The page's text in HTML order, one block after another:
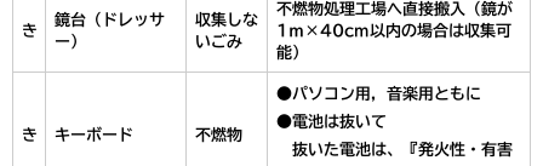
き
鏡台（ドレッサ
ー）
収集しな
いごみ
不燃物処理工場へ直接搬入（鏡が
1ｍ×40cm以内の場合は収集可
能）
き キーボード 不燃物
●パソコン用，音楽用ともに
●電池は抜いて
抜いた電池は、『発火性・有害